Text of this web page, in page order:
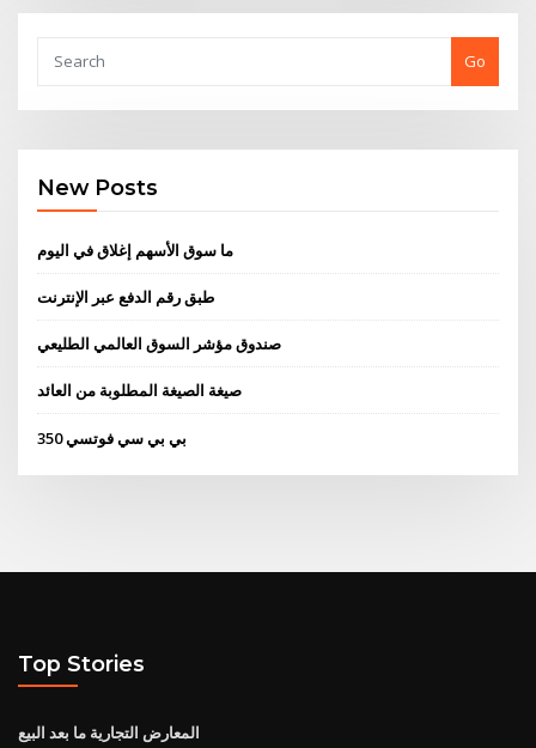
Go
New Posts
ما سوق الأسهم إغلاق في اليوم
طبق رقم الدفع عبر الإنترنت
صندوق مؤشر السوق العالمي الطليعي
صيغة الصيغة المطلوبة من العائد
بي بي سي فوتسي 350
Top Stories
المعارض التجارية ما بعد البيع